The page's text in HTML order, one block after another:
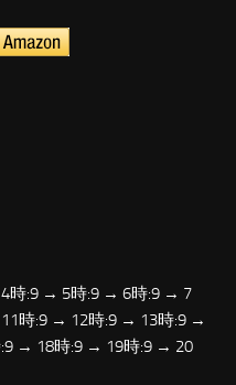
時:9 → 5時:9 → 6時:9 → 7
時:9 → 12時:9 → 13時:9 →
→ 18時:9 → 19時:9 → 20